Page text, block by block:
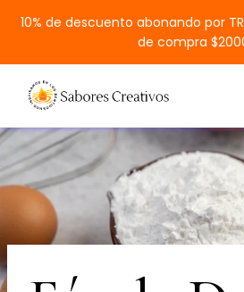
10% de descuento abonando por
de compra